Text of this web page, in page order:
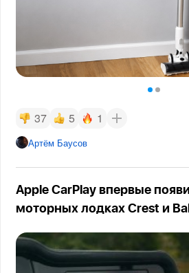
37 5 1
Артём Баусов
Apple CarPlay впервые
моторных лодках Crest и